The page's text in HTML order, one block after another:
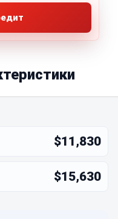
$11,830
$15,630